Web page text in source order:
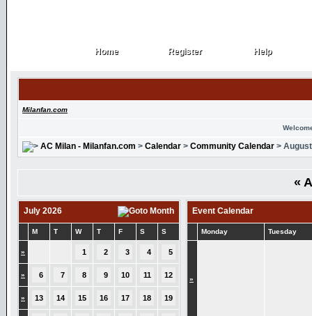
Home
Home Register
Register Help
Help
Milanfan.com
AC Milan - Milanfan.com > Calendar > Community Calendar >
«
July 2026
M T W T F S S
» 1 2 3 4 5
» 6 7 8 9 10 11 12
» 13 14 15 16 17 18 19
Event Calendar
Monday Tuesday
»